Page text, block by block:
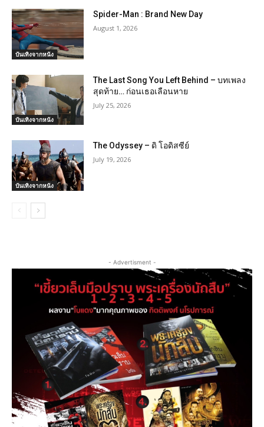
บันเทิงจากหนัง
Spider-Man : Brand New Day
August 1, 2026
บันเทิงจากหนัง
​The Last Song You Left Behind – บทเพลง
สุดท้าย… ก่อนเธอเลือนหาย
July 25, 2026
บันเทิงจากหนัง
The Odyssey – ดิ โอดิสซีย์
July 19, 2026
- Advertisment -